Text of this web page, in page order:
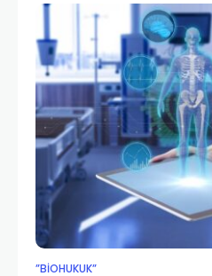
”BIOHUKUK”